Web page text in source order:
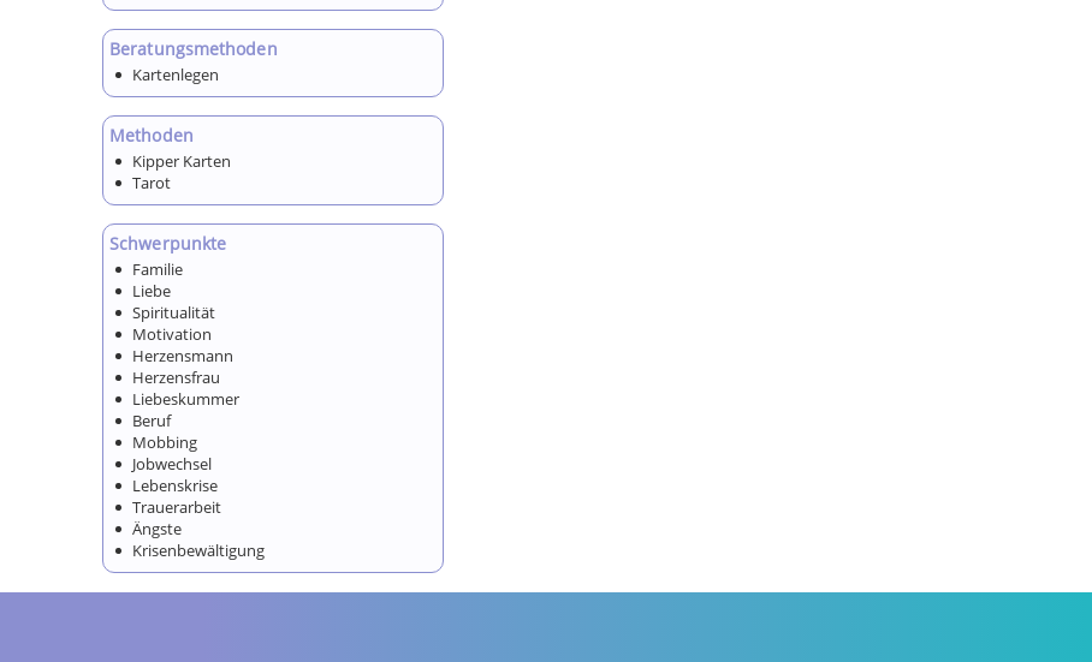
Beratungsmethoden
Kartenlegen
Methoden
Kipper Karten
Tarot
Schwerpunkte
Familie
Liebe
Spiritualität
Motivation
Herzensmann
Herzensfrau
Liebeskummer
Beruf
Mobbing
Jobwechsel
Lebenskrise
Trauerarbeit
Ängste
Krisenbewältigung